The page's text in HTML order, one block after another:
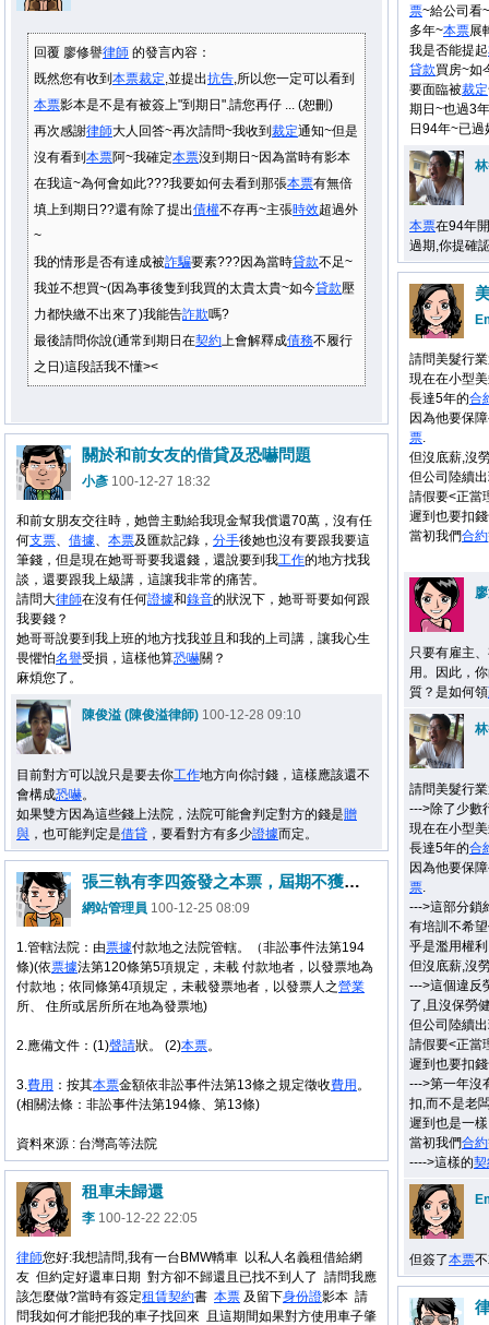
回覆 廖修譽律師 的發言內容：
既然您有收到 本票裁定,並提出抗告,所以您一定可以看到
本票影本是不是有被簽上"到期日".請您再仔 ... (恕刪)
再次感謝律師大人回答~再次請問~我收到 裁定通知~但是
沒有看到 本票阿~我確定本票沒到期日~因為當時有影本
在我這~為何會如此???我要如何去看到那張本票有無倍
填上到期日??還有除了提出債權不存再~主張時效超過外
~
我的情形是否有達成被詐騙要素???因為當時貸款不足~
我並不想買~(因為事後隻到我買的太貴太貴~如今貸款壓
力都快繳不出來了)我能告詐欺嗎?
最後請問你說(通常到期日在契約上會解釋成債務不履行
之日)這段話我不懂><
票~給公司看
多年~本票展
我是否能提起
貸款買房~如
要面臨被裁定
期日~也過3年
日94年~已過
本票在94年
過期,你提確
請問美髮行
現在在小型
長達5年的合
因為他要保
票.
但沒底薪,沒
但公司陸續
請假要<正當
遲到也要扣
當初我們合約
只要有雇主
用。因此，
質？是如何領
請問美髮行
--->除了少數
現在在小型
長達5年的合
因為他要保
票.
--->這部分鎖
有培訓不希
乎是濫用權
但沒底薪,沒
--->這個違反
了,且沒保勞
但公司陸續
請假要<正當
遲到也要扣
--->第一年沒
扣,而不是老
遲到也是一
當初我們合約
---->這樣的
但簽了本票
關於和前女友的借貸及恐嚇問題
小彥 100-12-27 18:32
和前女朋友交往時，她曾主動給我現金幫我償還70萬，沒有任
何支票、 借據、 本票及匯款記錄， 分手後她也沒有要跟我要這
筆錢，但是現在她哥哥要我還錢，還說要到我工作的地方找我
談，還要跟我上級講，這讓我非常的痛苦。
請問大律師在沒有任何證據和錄音的狀況下，她哥哥要如何跟
我要錢？
她哥哥說要到我上班的地方找我並且和我的上司講，讓我心生
畏懼怕名譽受損，這樣他算恐嚇關？
麻煩您了。
陳俊溢 (陳俊溢律師) 100-12-28 09:10
目前對方可以說只是要去你工作地方向你討錢，這樣應該還不
會構成恐嚇。
如果雙方因為這些錢上法院，法院可能會判定對方的錢是贈
與 ，也可能判定是借貸 ，要看對方有多少證據而定。
張三執有李四簽發之本票，屆期不獲付款，張三向李四行使追索權，應向哪個法院聲請裁定後強制執行？ 應備哪些文件？要繳多少？
網站管理員 100-12-25 08:09
1.管轄法院：由票據付款地之法院管轄。（非訟事件法第194
條)(依票據法第120條第5項規定，未載 付款地者，以發票地為
付款地；依同條第4項規定，未載發票地者，以發票人之營業
所、 住所或居所所在地為發票地)
2.應備文件：(1)聲請狀。 (2)本票。
3.費用 ：按其本票金額依非訟事件法第13條之規定徵收費用 。
(相關法條：非訟事件法第194條、第13條)
資料來源 : 台灣高等法院
租車未歸還
李 100-12-22 22:05
律師您好:我想請問,我有一台BMW轎車 以私人名義租借給網
友 但約定好還車日期 對方卻不歸還且已找不到人了 請問我應
該怎麼做?當時有簽定租賃契約書 本票 及留下身份證影本 請
問我如何才能把我的車子找回來 且這期間如果對方使用車子肇